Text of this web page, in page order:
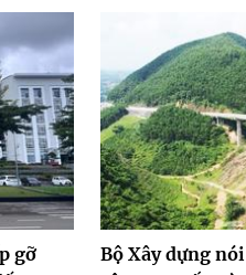
gỡ
Bộ Xây dựng